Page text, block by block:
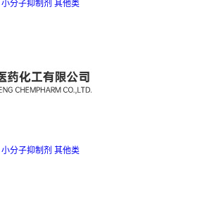
小分子抑制剂 其他类
小分子抑制剂 其他类